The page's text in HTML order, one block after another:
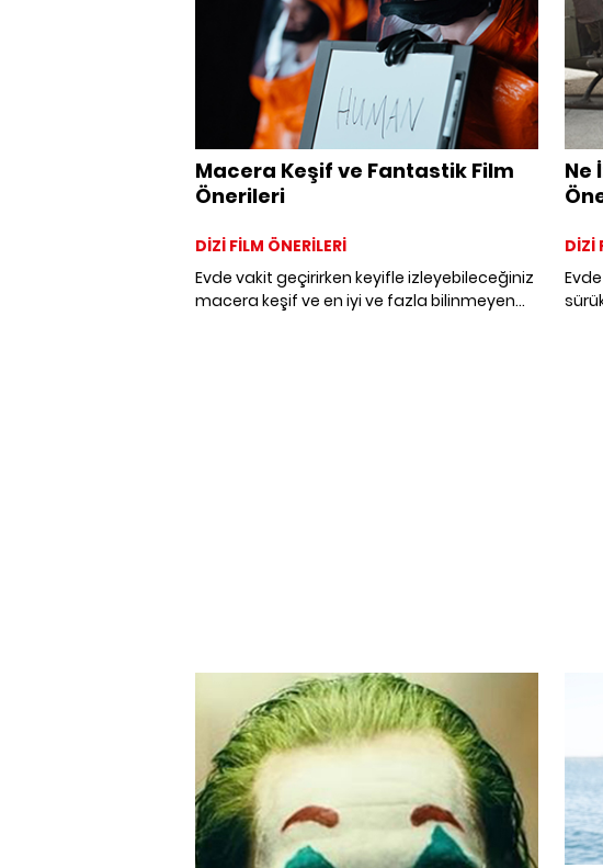
Macera Keşif ve Fantastik Film
Önerileri
DİZİ FİLM ÖNERİLERİ
Evde vakit geçirirken keyifle izleyebileceğiniz
macera keşif ve en iyi ve fazla bilinmeyen
Ne
DİZİ